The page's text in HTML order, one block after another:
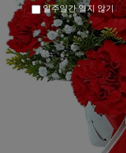
일주일간 열지 않기